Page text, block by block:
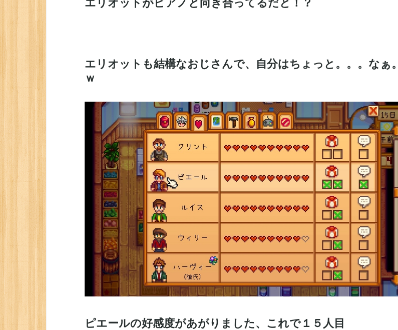
エリオットがピアノと向き合ってるだと！？
エリオットも結構なおじさんで、自分はちょっと。。。なぁ
ｗ
ピエールの好感度があがりました、これで１５人目